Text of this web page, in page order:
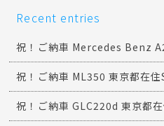
Recent entries
祝！ご納車 Mercedes Benz
祝！ご納車 ML350 東京都在住
祝！ご納車 GLC220d 東京都